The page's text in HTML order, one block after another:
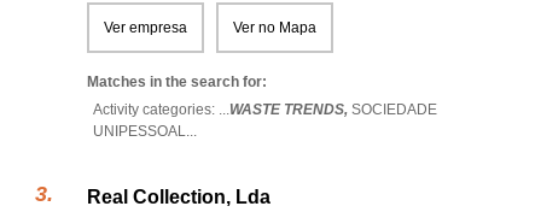
Ver empresa Ver no Mapa
Matches in the search for:
Activity categories: ...WASTE TRENDS, SOCIEDADE
UNIPESSOAL...
Real Collection, Lda